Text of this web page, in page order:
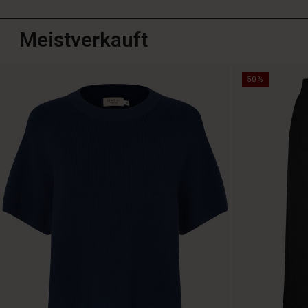
Meistverkauft
50%